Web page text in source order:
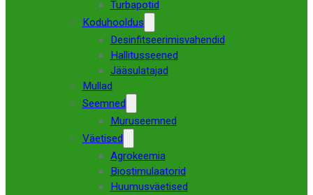
Turbapotid
Koduhooldus
Desinfitseerimisvahendid
Hallitusseened
Jääsulatajad
Mullad
Seemned
Muruseemned
Väetised
Agrokeemia
Biostimulaatorid
Huumusväetised